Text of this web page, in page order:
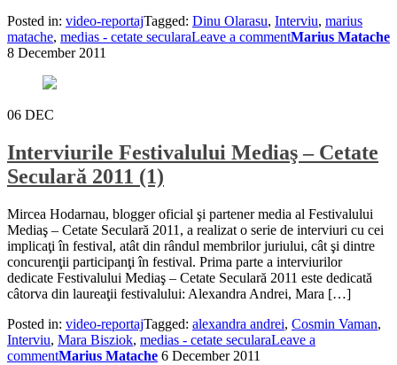
Posted in: video-reportajTagged: Dinu Olarasu, Interviu, marius
matache, medias - cetate secularaLeave a commentMarius Matache
8 December 2011
06 DEC
Interviurile Festivalului Mediaş – Cetate
Seculară 2011 (1)
Mircea Hodarnau, blogger oficial şi partener media al Festivalului
Mediaş – Cetate Seculară 2011, a realizat o serie de interviuri cu cei
implicaţi în festival, atât din rândul membrilor juriului, cât şi dintre
concurenţii participanţi în festival. Prima parte a interviurilor
dedicate Festivalului Mediaş – Cetate Seculară 2011 este dedicată
câtorva din laureaţii festivalului: Alexandra Andrei, Mara […]
Posted in: video-reportajTagged: alexandra andrei, Cosmin Vaman,
Interviu, Mara Bisziok, medias - cetate secularaLeave a
commentMarius Matache 6 December 2011